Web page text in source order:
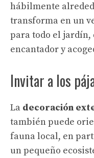
hábilmente
transforma en un
para todo el jardín,
encantador y
Invitar a los
La decoración
también puede
fauna local, en
un pequeño